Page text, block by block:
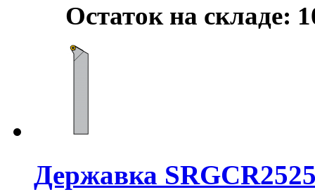
Остаток на складе:
Державка